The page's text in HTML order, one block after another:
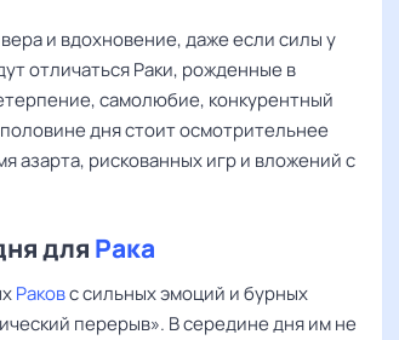
и вдохновение, даже если силы у
отличаться Раки, рожденные в
самолюбие, конкурентный
дня стоит осмотрительнее
азарта, рискованных игр и вложений с
для Рака
Раковс сильных эмоций и бурных
перерыв». В середине дня им не